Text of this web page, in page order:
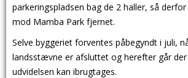
parkeringspladsen bag de 2 haller, så
mod Mamba Park fjernet.
Selve byggeriet forventes påbegyndt i juli,
landsstævne er afsluttet og herefter går der
udvidelsen kan ibrugtages.